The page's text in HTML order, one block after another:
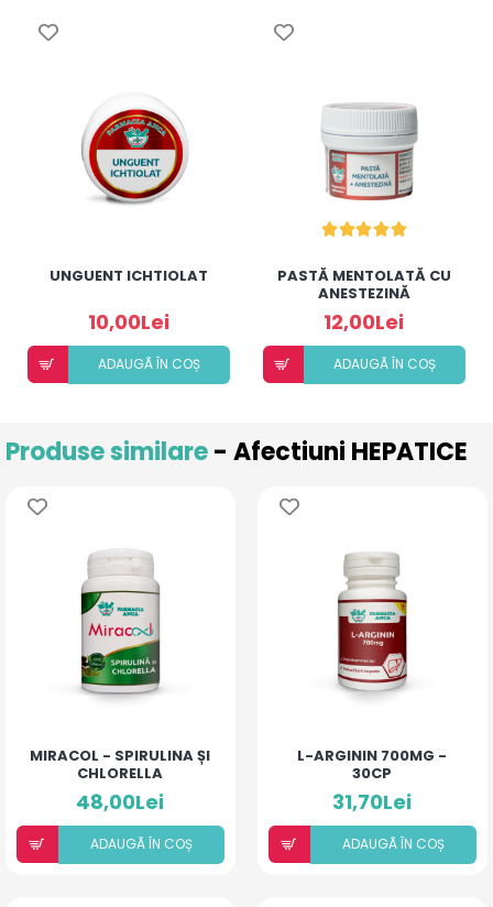
UNGUENT ICHTIOLAT
10,00Lei
ADAUGÃ ÎN COȘ
PASTĂ MENTOLATĂ CU
ANESTEZINĂ
12,00Lei
ADAUGÃ ÎN COȘ
Produse similare- Afectiuni HEPATICE
MIRACOL - SPIRULINA ȘI
CHLORELLA
48,00Lei
ADAUGÃ ÎN COȘ
L-ARGININ 700MG -
30CP
31,70Lei
ADAUGÃ ÎN COȘ